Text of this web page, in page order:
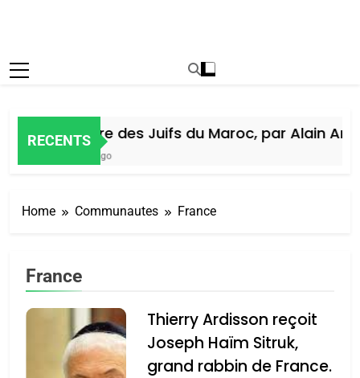
RECENTS
Histoire des Juifs du Maroc, par Alain Amiel
Home Communautes France
France
Thierry Ardisson reçoit
Joseph Haïm Sitruk,
grand rabbin de France.